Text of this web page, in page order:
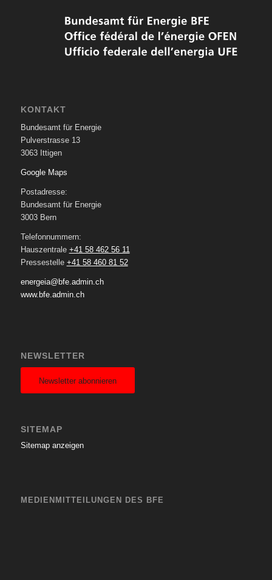
KONTAKT
Bundesamt für Energie
Pulverstrasse 13
3063 Ittigen
Google Maps
Postadresse:
Bundesamt für Energie
3003 Bern
Telefonnummern:
Hauszentrale +41 58 462 56 11
Pressestelle +41 58 460 81 52
energeia@bfe.admin.ch
www.bfe.admin.ch
NEWSLETTER
Newsletter abonnieren
SITEMAP
Sitemap anzeigen
MEDIENMITTEILUNGEN DES BFE